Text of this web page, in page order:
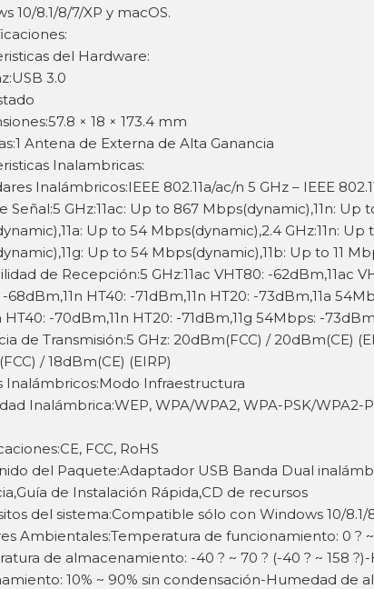
10/8.1/8/7/XP y macOS.
del Hardware:
3.0
× 18 × 173.4 mm
Antena de Externa de Alta Ganancia
Inalambricas:
Inalámbricos:IEEE 802.11a/ac/n 5 GHz – IEEE
Señal:5 GHz:11ac: Up to 867 Mbps(dynamic),11n: Up
Up to 54 Mbps(dynamic),2.4 GHz:11n: Up
Up to 54 Mbps(dynamic),11b: Up to 11
de Recepción:5 GHz:11ac VHT80: -62dBm,11ac
68dBm,11n HT40: -71dBm,11n HT20: -73dBm,11a
HT40: -70dBm,11n HT20: -71dBm,11g 54Mbps: -
de Transmisión:5 GHz: 20dBm(FCC) / 20dBm(CE)
/ 18dBm(CE) (EIRP)
Inalámbricos:Modo Infraestructura
Inalámbrica:WEP, WPA/WPA2, WPA-PSK/WPA2-
FCC, RoHS
del Paquete:Adaptador USB Banda Dual
de Instalación Rápida,CD de recursos
del sistema:Compatible sólo con Windows 10/8.1/
Ambientales:Temperatura de funcionamiento: 0 ? ~
de almacenamiento: -40 ? ~ 70 ? (-40 ? ~ 158
10% ~ 90% sin condensación-Humedad de